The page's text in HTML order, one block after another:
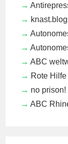
ABC
Rote Hilfe
no prison!
ABC